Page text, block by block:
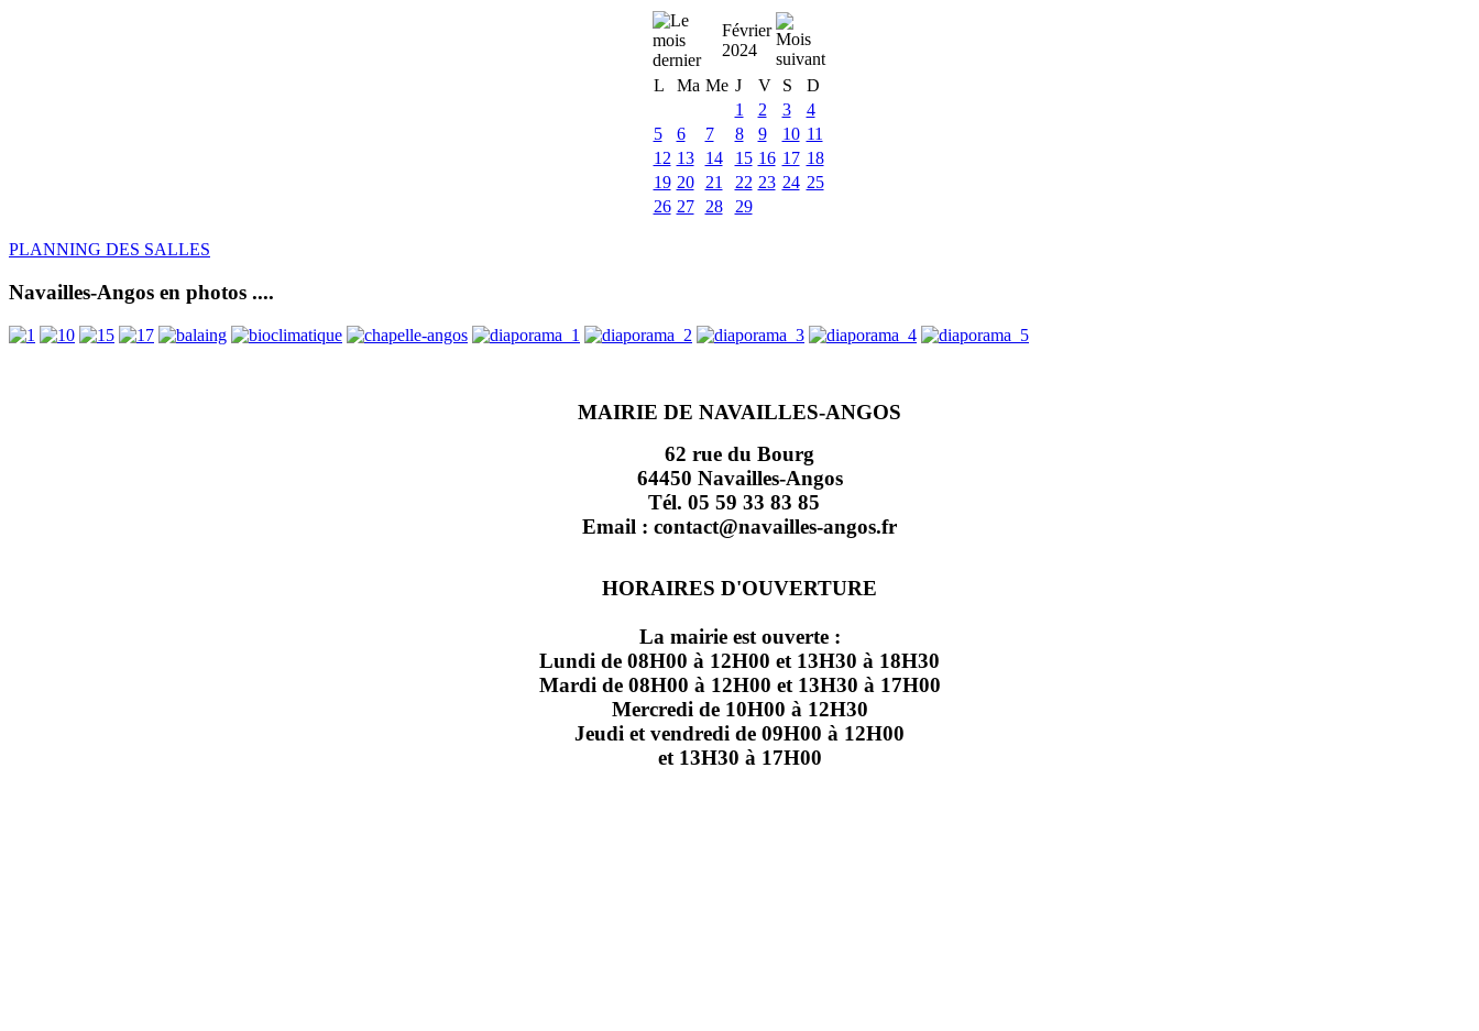
Février
2024
L
Ma Me J V S
D
1
2 3
4
5
6 7 8 9 10 11
12 13 14 15 16 17 18
19 20 21 22 23 24 25
26 27 28 29
PLANNING DES SALLES
Navailles-Angos en photos ....
MAIRIE DE NAVAILLES-ANGOS
62 rue du Bourg
64450 Navailles-Angos
Tél. 05 59 33 83 85
Email : contact@navailles-angos.fr
HORAIRES D'OUVERTURE
La mairie est ouverte :
Lundi de 08H00 à 12H00 et 13H30 à 18H30
Mardi de 08H00 à 12H00 et 13H30 à 17H00
Mercredi de 10H00 à 12H30
Jeudi et vendredi de 09H00 à 12H00
et 13H30 à 17H00